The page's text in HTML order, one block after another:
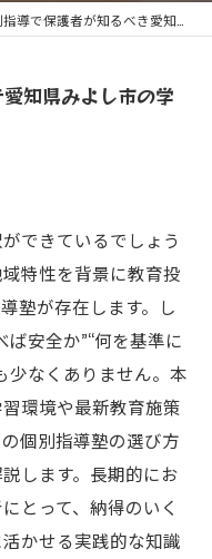
保護者が知るべき愛知県みよし市の学習環境と安心の選び方
知県みよし市の学
できているでしょう
特性を背景に教育投
塾が存在します。し
安全か”“何を基準に
少なくありません。本
環境や最新教育施策
個別指導塾の選び方
します。長期的にお
とって、納得のいく
かせる実践的な知識